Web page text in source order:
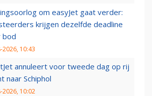
om easyJet gaat verder:
krijgen dezelfde deadline
bod
2026, 10:43
annuleert voor tweede dag op rij
naar Schiphol
2026, 10:02